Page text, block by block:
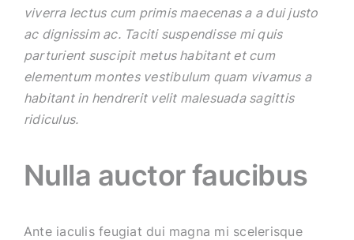
viverra lectus cum primis maecenas a a dui justo
ac dignissim ac. Taciti suspendisse mi quis
parturient suscipit metus habitant et cum
elementum montes vestibulum quam vivamus a
habitant in hendrerit velit malesuada sagittis
ridiculus.
Nulla auctor faucibus
Ante iaculis feugiat dui magna mi scelerisque